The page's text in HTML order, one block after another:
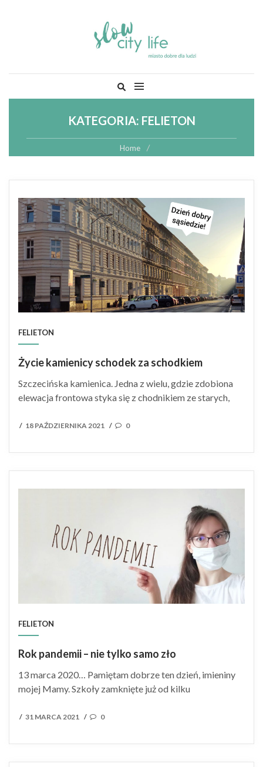
KATEGORIA: FELIETON
Home
FELIETON
Życie kamienicy schodek za schodkiem
Szczecińska kamienica. Jedna z wielu, gdzie zdobiona
elewacja frontowa styka się z chodnikiem ze starych,
/ POSTED
18 PAŹDZIERNIKA 2021 / 0
FELIETON
Rok pandemii – nie tylko samo zło
13 marca 2020… Pamiętam dobrze ten dzień, imieniny
mojej Mamy. Szkoły zamknięte już od kilku
/ POSTED
31 MARCA 2021 / 0